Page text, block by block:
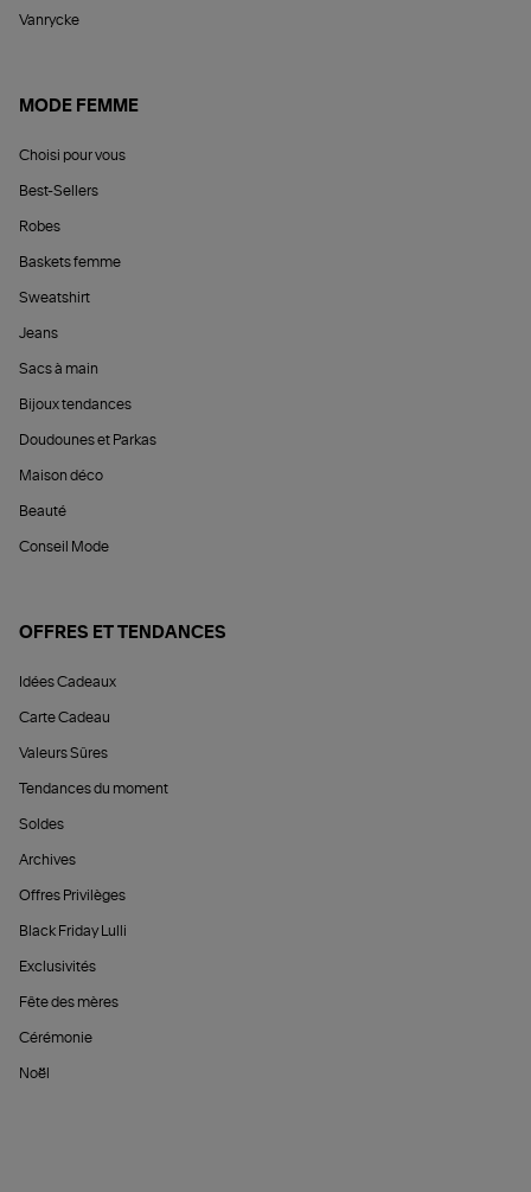
Vanrycke
MODE FEMME
Choisi pour vous
Best-Sellers
Robes
Baskets femme
Sweatshirt
Jeans
Sacs à main
Bijoux tendances
Doudounes et Parkas
Maison déco
Beauté
Conseil Mode
OFFRES ET TENDANCES
Idées Cadeaux
Carte Cadeau
Valeurs Sûres
Tendances du moment
Soldes
Archives
Offres Privilèges
Black Friday Lulli
Exclusivités
Fête des mères
Cérémonie
Noël